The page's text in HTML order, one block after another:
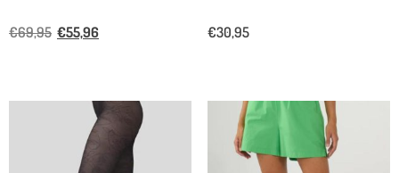
€69,95 €55,96 €30,95